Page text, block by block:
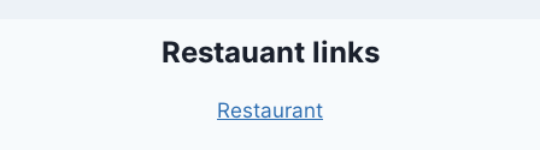
Restauant links
Restaurant